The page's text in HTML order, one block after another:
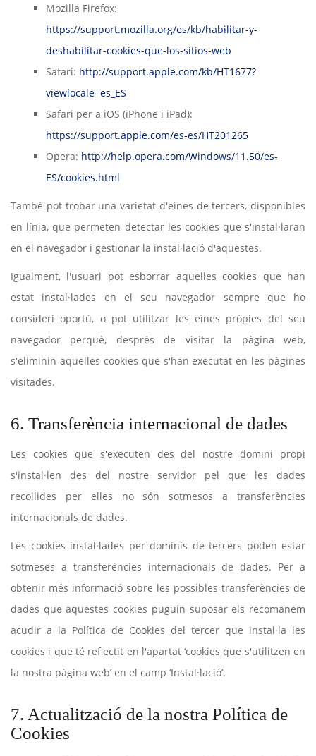
Mozilla Firefox:
https://support.mozilla.org/es/kb/habilitar-y-
deshabilitar-cookies-que-los-sitios-web
Safari: http://support.apple.com/kb/HT1677?
viewlocale=es_ES
Safari per a iOS (iPhone i iPad):
https://support.apple.com/es-es/HT201265
Opera: http://help.opera.com/Windows/11.50/es-
ES/cookies.html
També pot trobar una varietat d'eines de tercers, disponibles
en línia, que permeten detectar les cookies que s'instal·laran
en el navegador i gestionar la instal·lació d'aquestes.
Igualment, l'usuari pot esborrar aquelles cookies que han
estat instal·lades en el seu navegador sempre que ho
consideri oportú, o pot utilitzar les eines pròpies del seu
navegador perquè, després de visitar la pàgina web,
s'eliminin aquelles cookies que s'han executat en les pàgines
visitades.
6. Transferència internacional de dades
Les cookies que s'executen des del nostre domini propi
s'instal·len des del nostre servidor pel que les dades
recollides per elles no són sotmesos a transferències
internacionals de dades.
Les cookies instal·lades per dominis de tercers poden estar
sotmeses a transferències internacionals de dades. Per a
obtenir més informació sobre les possibles transferències de
dades que aquestes cookies puguin suposar els recomanem
acudir a la Política de Cookies del tercer que instal·la les
cookies i que té reflectit en l'apartat ‘cookies que s'utilitzen en
la nostra pàgina web’ en el camp ‘Instal·lació’.
7. Actualització de la nostra Política de
Cookies